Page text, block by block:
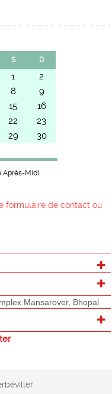
S D
1
2
8
9
15
16
22
23
29
30
Après-Midi
formulaire de contact ou
Mansarover, Bhopal